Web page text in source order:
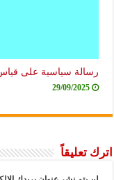
رسالة سياسية على
29/09/2025
اترك تعليقاً